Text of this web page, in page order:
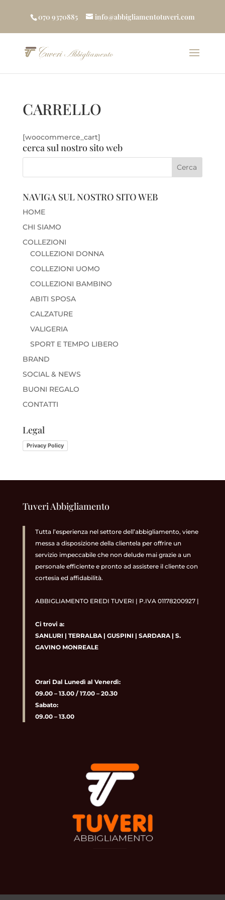
070 9370885 info@abbigliamentotuveri.com
CARRELLO
[woocommerce_cart]
cerca sul nostro sito web
NAVIGA SUL NOSTRO SITO WEB
HOME
CHI SIAMO
COLLEZIONI
COLLEZIONI DONNA
COLLEZIONI UOMO
COLLEZIONI BAMBINO
ABITI SPOSA
CALZATURE
VALIGERIA
SPORT E TEMPO LIBERO
BRAND
SOCIAL & NEWS
BUONI REGALO
CONTATTI
Legal
Privacy Policy
Tuveri Abbigliamento
Tutta l’esperienza nel settore dell’abbigliamento, viene
messa a disposizione della clientela per offrire un
servizio impeccabile che non delude mai grazie a un
personale efficiente e pronto ad assistere il cliente con
cortesia ed affidabilità.
ABBIGLIAMENTO EREDI TUVERI | P.IVA 01178200927 |
Ci trovi a:
SANLURI | TERRALBA| GUSPINI | SARDARA| S.
GAVINO MONREALE
Orari Dal Lunedì al Venerdì:
09.00 – 13.00 / 17.00 – 20.30
Sabato:
09.00 – 13.00